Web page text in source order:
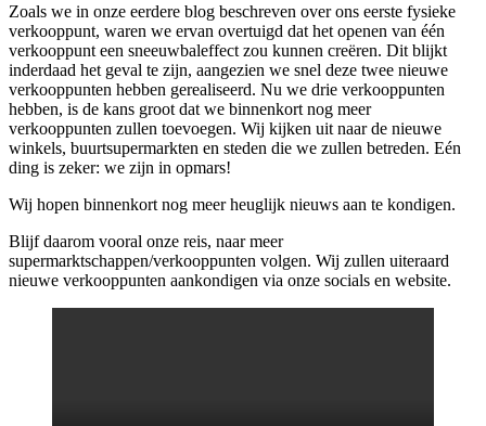
Zoals we in onze eerdere blog beschreven over ons eerste fysieke
verkooppunt, waren we ervan overtuigd dat het openen van één
verkooppunt een sneeuwbaleffect zou kunnen creëren. Dit blijkt
inderdaad het geval te zijn, aangezien we snel deze twee nieuwe
verkooppunten hebben gerealiseerd. Nu we drie verkooppunten
hebben, is de kans groot dat we binnenkort nog meer
verkooppunten zullen toevoegen. Wij kijken uit naar de nieuwe
winkels, buurtsupermarkten en steden die we zullen betreden. Eén
ding is zeker: we zijn in opmars!
Wij hopen binnenkort nog meer heuglijk nieuws aan te kondigen.
Blijf daarom vooral onze reis, naar meer
supermarktschappen/verkooppunten volgen. Wij zullen uiteraard
nieuwe verkooppunten aankondigen via onze socials en website.